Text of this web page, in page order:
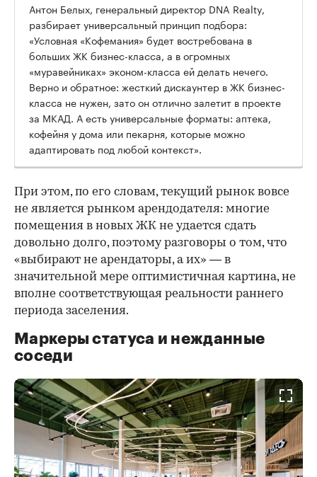
Антон Белых, генеральный директор DNA Realty,
разбирает универсальный принцип подбора:
«Условная «Кофемания» будет востребована в
больших ЖК бизнес-класса, а в огромных
«муравейниках» эконом-класса ей делать нечего.
Верно и обратное: жесткий дискаунтер в ЖК бизнес-
класса не нужен, зато он отлично залетит в проекте
за МКАД. А есть универсальные форматы: аптека,
кофейня у дома или пекарня, которые можно
адаптировать под любой контекст».
При этом, по его словам, текущий рынок вовсе
не является рынком арендодателя: многие
помещения в новых ЖК не удается сдать
довольно долго, поэтому разговоры о том, что
«выбирают не арендаторы, а их» — в
значительной мере оптимистичная картина, не
вполне соответствующая реальности раннего
периода заселения.
Маркеры статуса и нежданные
соседи